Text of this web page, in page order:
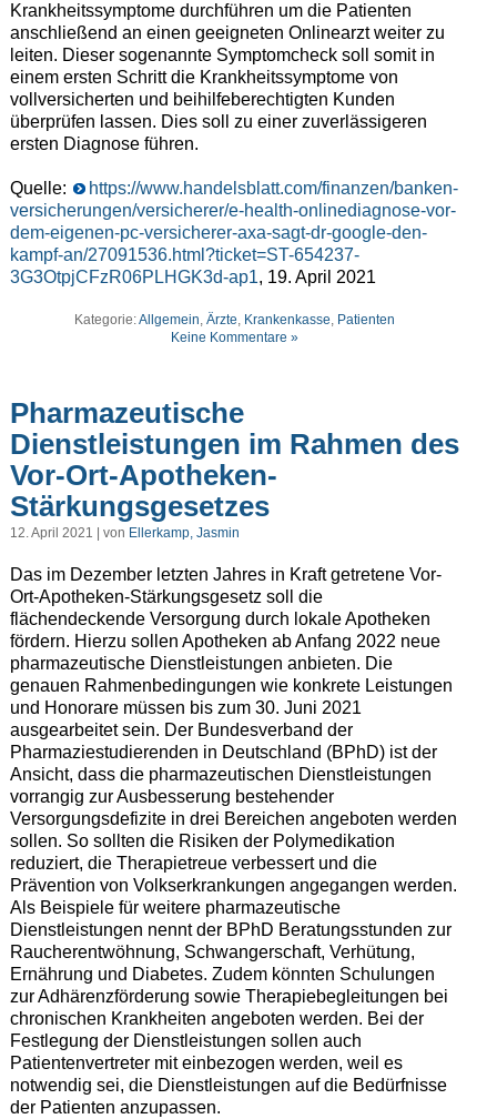
Krankheitssymptome durchführen um die Patienten
anschließend an einen geeigneten Onlinearzt weiter zu
leiten. Dieser sogenannte Symptomcheck soll somit in
einem ersten Schritt die Krankheitssymptome von
vollversicherten und beihilfeberechtigten Kunden
überprüfen lassen. Dies soll zu einer zuverlässigeren
ersten Diagnose führen.
Quelle:
https://www.handelsblatt.com/finanzen/banken-
versicherungen/versicherer/e-health-onlinediagnose-vor-
dem-eigenen-pc-versicherer-axa-sagt-dr-google-den-
kampf-an/27091536.html?ticket=ST-654237-
3G3OtpjCFzR06PLHGK3d-ap1, 19. April 2021
Kategorie:Allgemein,Ärzte, Krankenkasse, Patienten
Keine Kommentare »
Pharmazeutische
Dienstleistungen im Rahmen des
Vor-Ort-Apotheken-
Stärkungsgesetzes
12. April 2021 | von Ellerkamp, Jasmin
Das im Dezember letzten Jahres in Kraft getretene Vor-
Ort-Apotheken-Stärkungsgesetz soll die
flächendeckende Versorgung durch lokale Apotheken
fördern. Hierzu sollen Apotheken ab Anfang 2022 neue
pharmazeutische Dienstleistungen anbieten. Die
genauen Rahmenbedingungen wie konkrete Leistungen
und Honorare müssen bis zum 30. Juni 2021
ausgearbeitet sein. Der Bundesverband der
Pharmaziestudierenden in Deutschland (BPhD) ist der
Ansicht, dass die pharmazeutischen Dienstleistungen
vorrangig zur Ausbesserung bestehender
Versorgungsdefizite in drei Bereichen angeboten werden
sollen. So sollten die Risiken der Polymedikation
reduziert, die Therapietreue verbessert und die
Prävention von Volkserkrankungen angegangen werden.
Als Beispiele für weitere pharmazeutische
Dienstleistungen nennt der BPhD Beratungsstunden zur
Raucherentwöhnung, Schwangerschaft, Verhütung,
Ernährung und Diabetes. Zudem könnten Schulungen
zur Adhärenzförderung sowie Therapiebegleitungen bei
chronischen Krankheiten angeboten werden. Bei der
Festlegung der Dienstleistungen sollen auch
Patientenvertreter mit einbezogen werden, weil es
notwendig sei, die Dienstleistungen auf die Bedürfnisse
der Patienten anzupassen.